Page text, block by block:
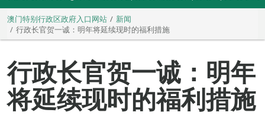
澳门特别行政区政府入口网站
新闻
行政长官贺一诚：明年将延续现时的福利措施
行政长官贺一诚：明年
将延续现时的福利措施